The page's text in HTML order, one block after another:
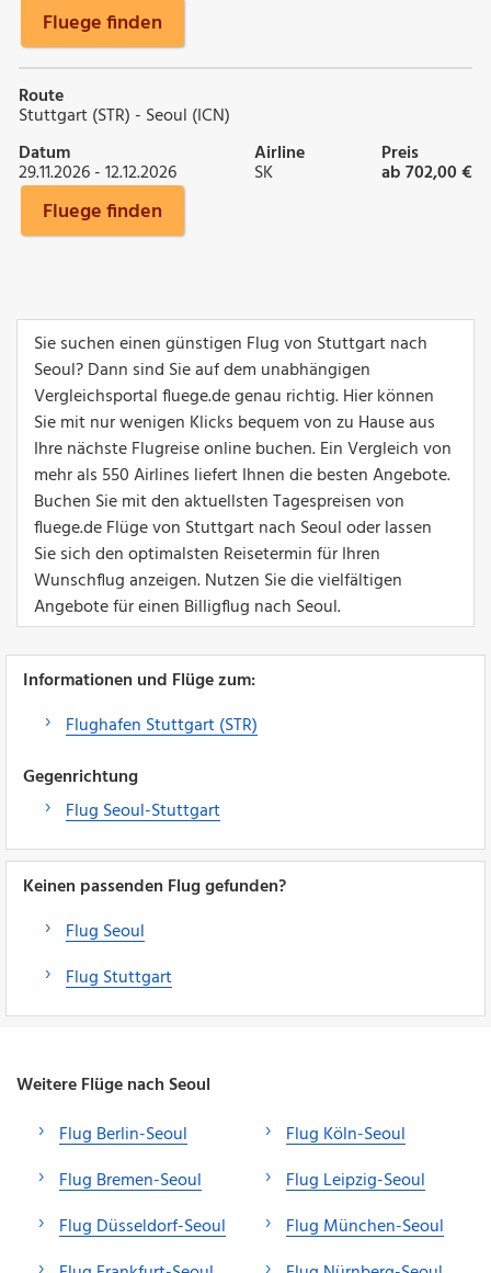
Fluege finden
Route
Stuttgart (STR) - Seoul (ICN)
Datum
29.11.2026 - 12.12.2026
Airline
SK
Preis
ab 702,00 €
Fluege finden
Sie suchen einen günstigen Flug von Stuttgart nach
Seoul? Dann sind Sie auf dem unabhängigen
Vergleichsportal fluege.de genau richtig. Hier können
Sie mit nur wenigen Klicks bequem von zu Hause aus
Ihre nächste Flugreise online buchen. Ein Vergleich von
mehr als 550 Airlines liefert Ihnen die besten Angebote.
Buchen Sie mit den aktuellsten Tagespreisen von
fluege.de Flüge von Stuttgart nach Seoul oder lassen
Sie sich den optimalsten Reisetermin für Ihren
Wunschflug anzeigen. Nutzen Sie die vielfältigen
Angebote für einen Billigflug nach Seoul.
Informationen und Flüge zum:
Flughafen Stuttgart (STR)
Gegenrichtung
Flug Seoul-Stuttgart
Keinen passenden Flug gefunden?
Flug Seoul
Flug Stuttgart
Weitere Flüge nach Seoul
Flug Berlin-Seoul
Flug Bremen-Seoul
Flug Düsseldorf-Seoul
Flug Köln-Seoul
Flug Leipzig-Seoul
Flug München-Seoul